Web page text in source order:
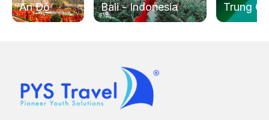
Trung
Ấn Độ Bali - Indonesia